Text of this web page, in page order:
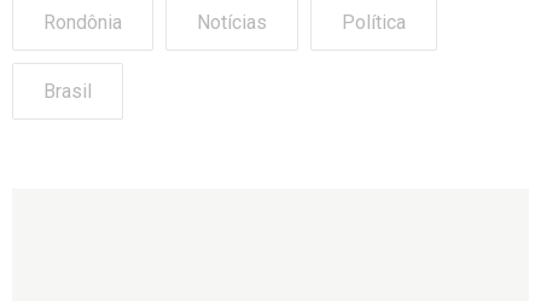
Rondônia Notícias Política
Brasil